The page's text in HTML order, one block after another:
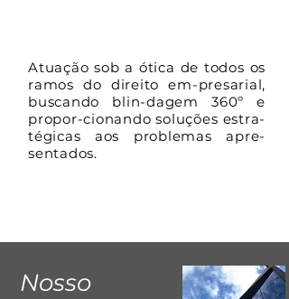
Atuação sob a ótica de todos os
ramos do direito em-presarial,
buscando blin-dagem 360º e
propor-cionando soluções estra-
tégicas aos problemas apre-
sentados.
Nosso